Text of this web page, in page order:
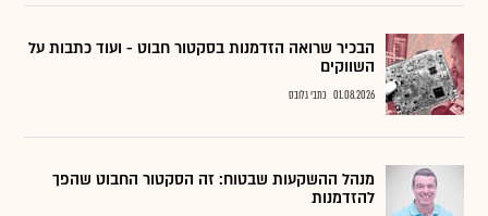
הבכיר שרואה הזדמנות בסקטור חבוט - ועוד כתבות על
השווקים
01.08.2026 כתבי גלובס
מנהל ההשקעות שבטוח: זה הסקטור החבוט שהפך
להזדמנות